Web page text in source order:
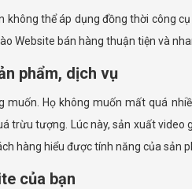
thể áp dụng đồng thời công
Website bán hàng thuận tiện và
phẩm, dịch vụ
Họ không muốn mất quá
tượng. Lúc này, sản xuất
hàng hiểu được tính năng của sản
của bạn